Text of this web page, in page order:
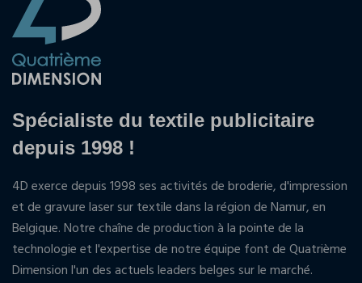
Spécialiste du textile publicitaire
depuis 1998 !
4D exerce depuis 1998 ses activités de broderie, d'impression
et de gravure laser sur textile dans la région de Namur, en
Belgique. Notre chaîne de production à la pointe de la
technologie et l'expertise de notre équipe font de Quatrième
Dimension l'un des actuels leaders belges sur le marché.